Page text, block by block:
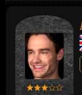
chanteur,
d'affaire,
concerne leurs
avoir été anglais,